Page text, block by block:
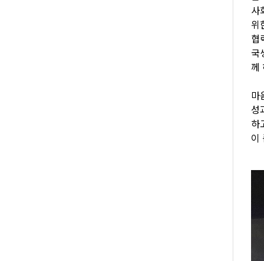
사
위
협
국
께
마
성
하
이